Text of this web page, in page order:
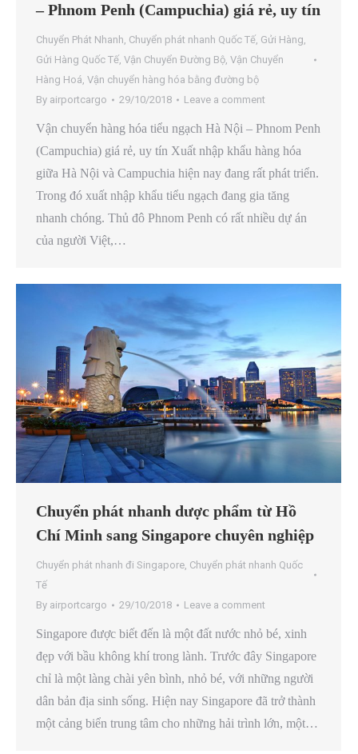
– Phnom Penh (Campuchia) giá rẻ, uy tín
Chuyển Phát Nhanh, Chuyển phát nhanh Quốc Tế, Gửi Hàng,
Gửi Hàng Quốc Tế, Vận Chuyển Đường Bộ, Vận Chuyển
Hàng Hoá, Vận chuyển hàng hóa bằng đường bộ
By airportcargo 29/10/2018 Leave a comment
Vận chuyển hàng hóa tiểu ngạch Hà Nội – Phnom Penh
(Campuchia) giá rẻ, uy tín Xuất nhập khẩu hàng hóa
giữa Hà Nội và Campuchia hiện nay đang rất phát triển.
Trong đó xuất nhập khẩu tiểu ngạch đang gia tăng
nhanh chóng. Thủ đô Phnom Penh có rất nhiều dự án
của người Việt,…
Chuyển phát nhanh dược phẩm từ Hồ
Chí Minh sang Singapore chuyên nghiệp
Chuyển phát nhanh đi Singapore, Chuyển phát nhanh Quốc
Tế
By airportcargo 29/10/2018 Leave a comment
Singapore được biết đến là một đất nước nhỏ bé, xinh
đẹp với bầu không khí trong lành. Trước đây Singapore
chỉ là một làng chài yên bình, nhỏ bé, với những người
dân bản địa sinh sống. Hiện nay Singapore đã trở thành
một cảng biển trung tâm cho những hải trình lớn, một…